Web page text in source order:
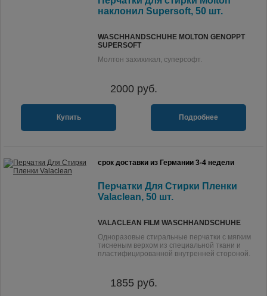
наклонил Supersoft, 50 шт.
WASCHHANDSCHUHE MOLTON GENOPPT
SUPERSOFT
Молтон захихикал, суперсофт.
2000руб.
Купить Подробнее
срок доставки из Германии 3-4 недели
Перчатки Для Стирки Пленки
Valaclean, 50 шт.
VALACLEAN FILM WASCHHANDSCHUHE
Одноразовые стиральные перчатки с мягким
тисненым верхом из специальной ткани и
пластифицированной внутренней стороной.
1855 руб.